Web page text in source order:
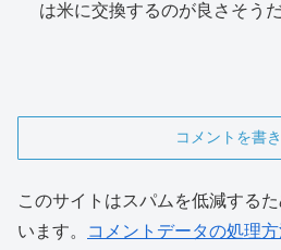
は米に交換するのが良さそう
コメントを書
このサイトはスパムを低減する
います。
コメントデータの処理